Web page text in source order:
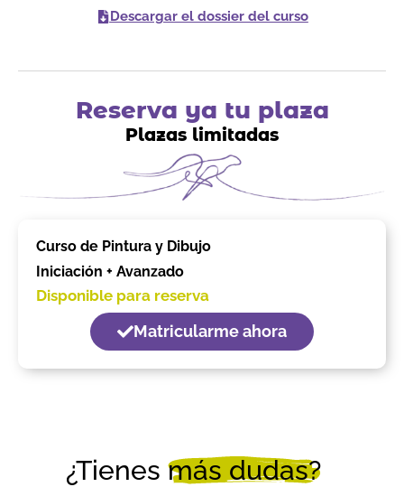
Descargar el dossier del curso
Reserva ya tu plaza
Plazas limitadas
Curso de Pintura y Dibujo
Iniciación + Avanzado
Disponible para reserva
Matricularme ahora
¿Tienes más dudas?